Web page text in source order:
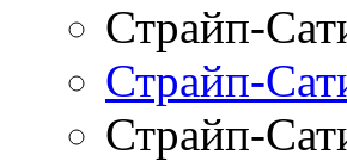
Страйп-
Страйп-
Страйп-